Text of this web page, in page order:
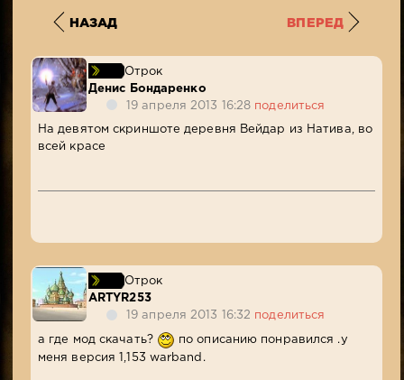
НАЗАД ВПЕРЕД
Отрок
Денис Бондаренко
19 апреля 2013 16:28 поделиться
На девятом скриншоте деревня Вейдар из Натива, во
всей красе
Отрок
ARTYR253
19 апреля 2013 16:32
поделиться
а где мод скачать?
по описанию понравился .у
меня версия 1,153 warband.